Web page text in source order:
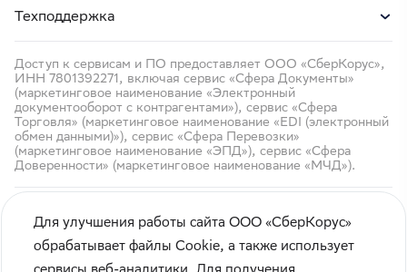
Техподдержка
Доступ к сервисам и ПО предоставляет ООО «СберКорус»,
ИНН 7801392271, включая сервис «Сфера Документы»
(маркетинговое наименование «Электронный
документооборот с контрагентами»), сервис «Сфера
Торговля» (маркетинговое наименование «EDI (электронный
обмен данными)»), сервис «Сфера Перевозки»
(маркетинговое наименование «ЭПД»), сервис «Сфера
Доверенности» (маркетинговое наименование «МЧД»).
Для улучшения работы сайта ООО «СберКорус»
обрабатывает файлы Cookie, а также использует
сервисы веб-аналитики. Для получения